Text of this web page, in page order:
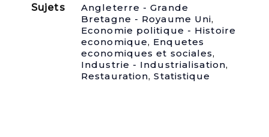
constater
l'industrie
Sujets
Angleterre - Grande
Bretagne - Royaume Uni,
Economie politique - Histoire
economique, Enquetes
economiques et sociales,
Industrie - Industrialisation,
Restauration,Statistique